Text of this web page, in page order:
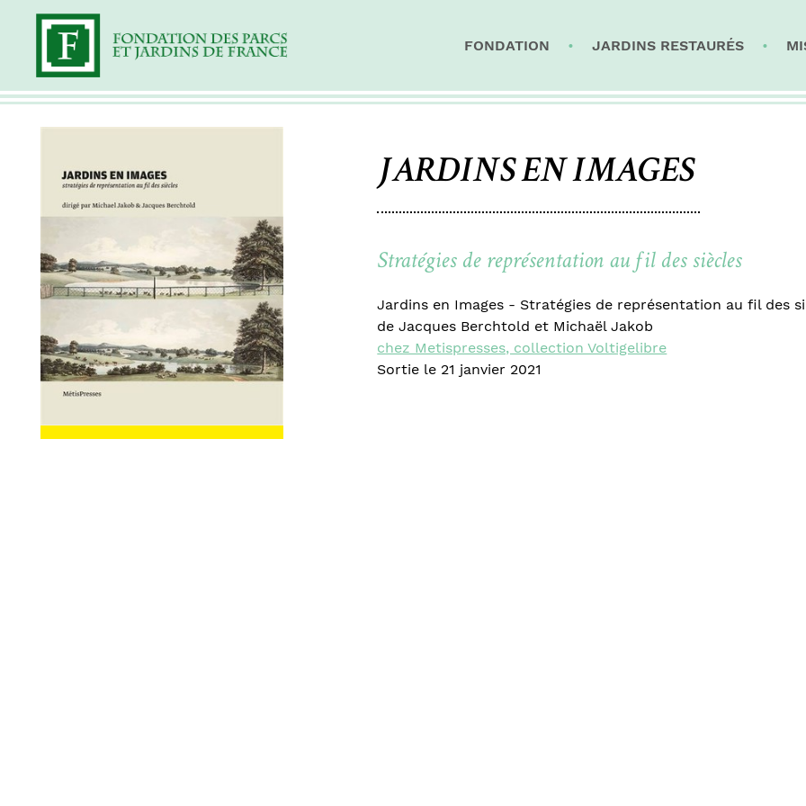
FONDATION JARDINS RESTAURÉS
JARDINS EN IMAGES
Stratégies de représentation au fil des siècles
Jardins en Images - Stratégies de représentation au fil des
de Jacques Berchtold et Michaël Jakob
chez Metispresses, collection Voltigelibre
Sortie le 21 janvier 2021